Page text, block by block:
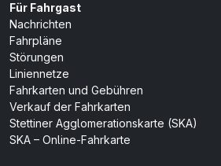
Für Fahrgast
Nachrichten
Fahrpläne
Störungen
Liniennetze
Fahrkarten und Gebühren
Verkauf der Fahrkarten
Stettiner Agglomerationskarte (SKA)
SKA – Online-Fahrkarte